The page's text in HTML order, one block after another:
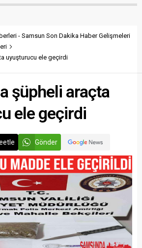
- Samsun Son Dakika Haber Gelişmeleri
uyuşturucu ele geçirdi
şüpheli araçta
ele geçirdi
Gönder